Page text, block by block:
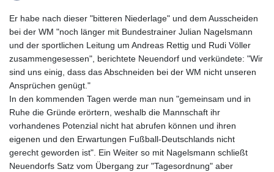
Er habe nach dieser "bitteren Niederlage" und dem Ausscheiden
bei der WM "noch länger mit Bundestrainer Julian Nagelsmann
und der sportlichen Leitung um Andreas Rettig und Rudi Völler
zusammengesessen", berichtete Neuendorf und verkündete: "Wir
sind uns einig, dass das Abschneiden bei der WM nicht unseren
Ansprüchen genügt."
In den kommenden Tagen werde man nun "gemeinsam und in
Ruhe die Gründe erörtern, weshalb die Mannschaft ihr
vorhandenes Potenzial nicht hat abrufen können und ihren
eigenen und den Erwartungen Fußball-Deutschlands nicht
gerecht geworden ist". Ein Weiter so mit Nagelsmann schließt
Neuendorfs Satz vom Übergang zur "Tagesordnung" aber